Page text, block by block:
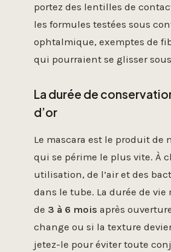
portez des lentilles de
les formules testées sous
ophtalmique, exemptes de
qui pourraient se glisser
La durée de
d’or
Le mascara est le produit de
qui se périme le plus vite. À
utilisation, de l’air et des
dans le tube. La durée de vie
de 3 à 6 mois après
change ou si la texture
jetez-le pour éviter toute